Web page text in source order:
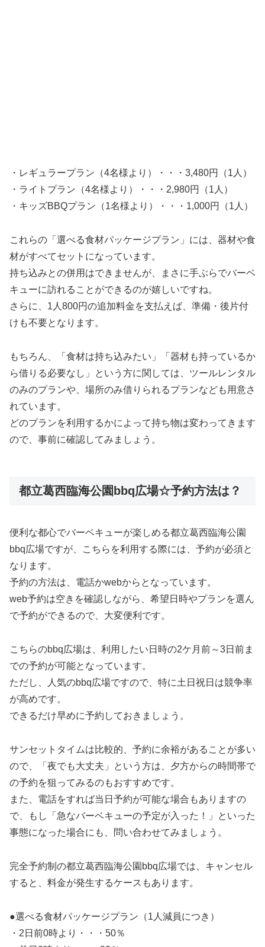
・レギュラープラン（4名様より）・・・3,480円（1人）
・ライトプラン（4名様より）・・・2,980円（1人）
・キッズBBQプラン（1名様より）・・・1,000円（1人）
これらの「選べる食材パッケージプラン」には、器材や食
材がすべてセットになっています。
持ち込みとの併用はできませんが、まさに手ぶらでバーベ
キューに訪れることができるのが嬉しいですね。
さらに、1人800円の追加料金を支払えば、準備・後片付
けも不要となります。
もちろん、「食材は持ち込みたい」「器材も持っているか
ら借りる必要なし」という方に関しては、ツールレンタル
のみのプランや、場所のみ借りられるプランなども用意さ
れています。
どのプランを利用するかによって持ち物は変わってきます
ので、事前に確認してみましょう。
都立葛西臨海公園bbq広場☆予約方法は？
便利な都心でバーベキューが楽しめる都立葛西臨海公園
bbq広場ですが、こちらを利用する際には、予約が必須と
なります。
予約の方法は、電話かwebからとなっています。
web予約は空きを確認しながら、希望日時やプランを選ん
で予約ができるので、大変便利です。
こちらのbbq広場は、利用したい日時の2ケ月前～3日前ま
での予約が可能となっています。
ただし、人気のbbq広場ですので、特に土日祝日は競争率
が高めです。
できるだけ早めに予約しておきましょう。
サンセットタイムは比較的、予約に余裕があることが多い
ので、「夜でも大丈夫」という方は、夕方からの時間帯で
の予約を狙ってみるのもおすすめです。
また、電話をすれば当日予約が可能な場合もありますの
で、もし「急なバーベキューの予定が入った！」といった
事態になった場合にも、問い合わせてみましょう。
完全予約制の都立葛西臨海公園bbq広場では、キャンセル
すると、料金が発生するケースもあります。
●選べる食材パッケージプラン（1人減員につき）
・2日前0時より・・・50％